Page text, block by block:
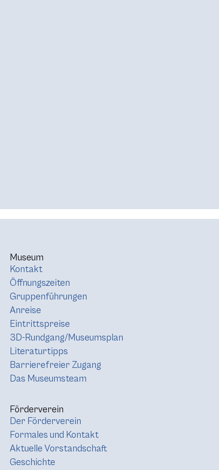
Museum
Kontakt
Öffnungszeiten
Gruppenführungen
Anreise
Eintrittspreise
3D-Rundgang/Museumsplan
Literaturtipps
Barrierefreier Zugang
Das Museumsteam
Förderverein
Der Förderverein
Formales und Kontakt
Aktuelle Vorstandschaft
Geschichte